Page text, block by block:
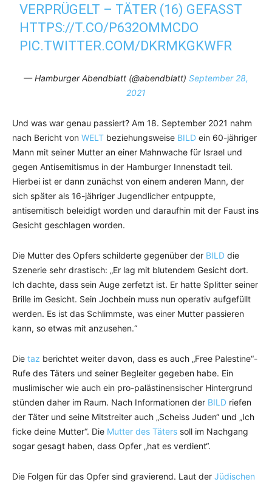
VERPRÜGELT – TÄTER (16) GEFASST
HTTPS://T.CO/P632OMMCDO
PIC.TWITTER.COM/DKRMKGKWFR
— Hamburger Abendblatt (@abendblatt) September 28,
2021
Und was war genau passiert? Am 18. September 2021 nahm
nach Bericht von WELT beziehungsweise BILD ein 60-jähriger
Mann mit seiner Mutter an einer Mahnwache für Israel und
gegen Antisemitismus in der Hamburger Innenstadt teil.
Hierbei ist er dann zunächst von einem anderen Mann, der
sich später als 16-jähriger Jugendlicher entpuppte,
antisemitisch beleidigt worden und daraufhin mit der Faust ins
Gesicht geschlagen worden.
Die Mutter des Opfers schilderte gegenüber der BILD die
Szenerie sehr drastisch: „Er lag mit blutendem Gesicht dort.
Ich dachte, dass sein Auge zerfetzt ist. Er hatte Splitter seiner
Brille im Gesicht. Sein Jochbein muss nun operativ aufgefüllt
werden. Es ist das Schlimmste, was einer Mutter passieren
kann, so etwas mit anzusehen.“
Die taz berichtet weiter davon, dass es auch „Free Palestine“-
Rufe des Täters und seiner Begleiter gegeben habe. Ein
muslimischer wie auch ein pro-palästinensischer Hintergrund
stünden daher im Raum. Nach Informationen der BILD riefen
der Täter und seine Mitstreiter auch „Scheiss Juden“ und „Ich
ficke deine Mutter“. Die Mutter des Täters soll im Nachgang
sogar gesagt haben, dass Opfer „hat es verdient“.
Die Folgen für das Opfer sind gravierend. Laut der Jüdischen